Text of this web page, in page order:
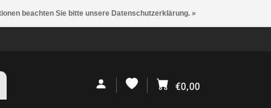
€0,00
beachten Sie bitte unsere Datenschutzerklärung. »